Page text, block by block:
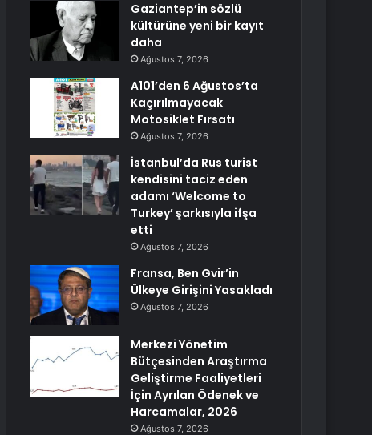
Gaziantep’in sözlü
kültürüne yeni bir kayıt
daha
Ağustos 7, 2026
A101’den 6 Ağustos’ta
Kaçırılmayacak
Motosiklet Fırsatı
Ağustos 7, 2026
İstanbul’da Rus turist
kendisini taciz eden
adamı ‘Welcome to
Turkey’ şarkısıyla ifşa
etti
Ağustos 7, 2026
Fransa, Ben Gvir’in
Ülkeye Girişini Yasakladı
Ağustos 7, 2026
Merkezi Yönetim
Bütçesinden Araştırma
Geliştirme Faaliyetleri
İçin Ayrılan Ödenek ve
Harcamalar, 2026
Ağustos 7, 2026